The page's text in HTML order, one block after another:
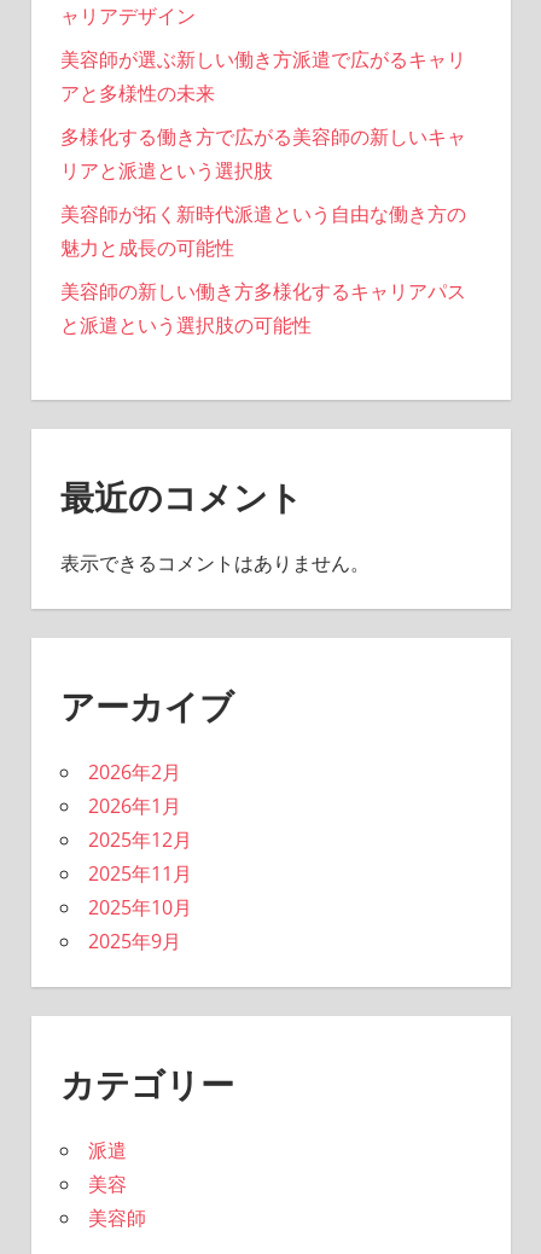
ャリアデザイン
美容師が選ぶ新しい働き方派遣で広がるキャリ
アと多様性の未来
多様化する働き方で広がる美容師の新しいキャ
リアと派遣という選択肢
美容師が拓く新時代派遣という自由な働き方の
魅力と成長の可能性
美容師の新しい働き方多様化するキャリアパス
と派遣という選択肢の可能性
最近のコメント
表示できるコメントはありません。
アーカイブ
2026年2月
2026年1月
2025年12月
2025年11月
2025年10月
2025年9月
カテゴリー
派遣
美容
美容師